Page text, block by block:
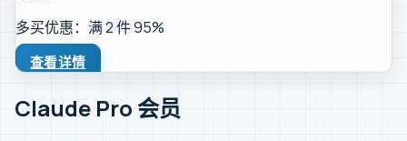
多买优惠：满2件95%
查看详情
Claude Pro 会员